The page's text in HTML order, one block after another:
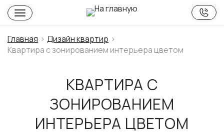
Главная
Дизайн квартир
Квартира с зонированием интерьера цветом
КВАРТИРА С
ЗОНИРОВАНИЕМ
ИНТЕРЬЕРА ЦВЕТОМ